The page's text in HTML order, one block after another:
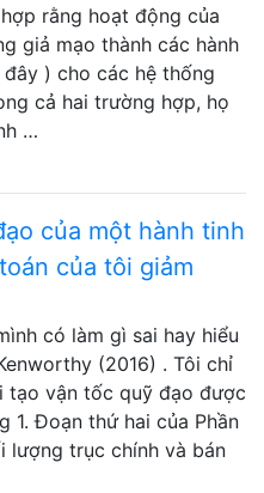
rằng hoạt động của
giả mạo thành các hành
) cho các hệ thống
cả hai trường hợp, họ
…
của một hành tinh
của tôi giảm
có làm gì sai hay hiểu
(2016) . Tôi chỉ
tạo vận tốc quỹ đạo được
1. Đoạn thứ hai của Phần
lượng trục chính và bán